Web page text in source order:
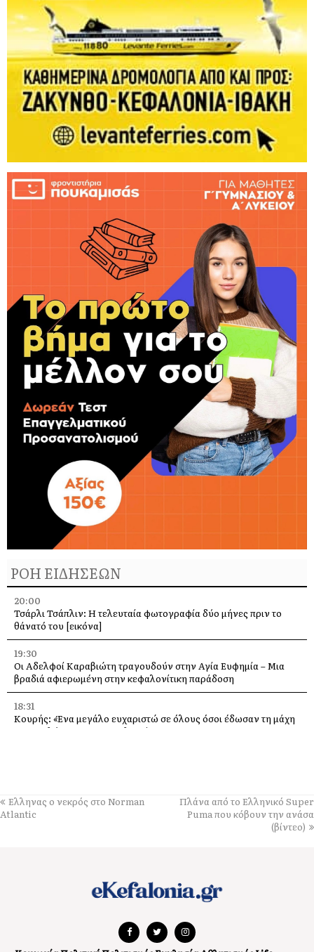
ΡΟΗ ΕΙΔΗΣΕΩΝ
20:00
Τσάρλι Τσάπλιν: Η τελευταία φωτογραφία δύο μήνες πριν το
θάνατό του [εικόνα]
19:30
Οι Αδελφοί Καραβιώτη τραγουδούν στην Αγία Ευφημία – Μια
βραδιά αφιερωμένη στην κεφαλονίτικη παράδοση
18:31
Κουρής: «Ένα μεγάλο ευχαριστώ σε όλους όσοι έδωσαν τη μάχη
με τις φλόγες στην Κεφαλονιά»
18:00
Η Χορωδία και Μαντολινάτα Αργοστολίου τραγουδά στο
μήνες – Άμεση παρέμβαση τώρα»
Προσοχή σε νέα ηλεκτρονική απάτη, με δήθεν email από τον e-
Ελληνας ο νεκρός στο Norman
Atlantic
Πλάνα από το Ελληνικό Super
Puma που κόβουν την ανάσα
(βίντεο)